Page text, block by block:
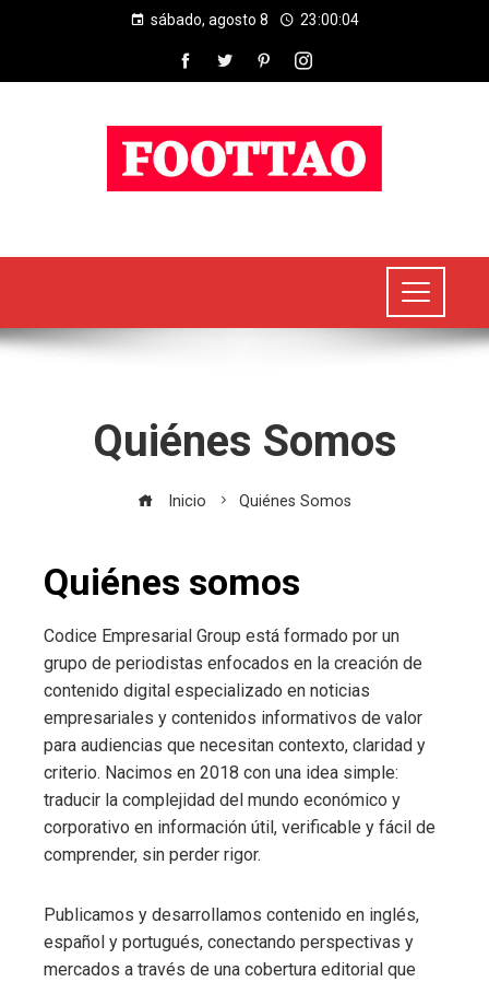
sábado, agosto 8 23:00:04
Quiénes Somos
Inicio Quiénes Somos
Quiénes somos
Codice Empresarial Group está formado por un
grupo de periodistas enfocados en la creación de
contenido digital especializado en noticias
empresariales y contenidos informativos de valor
para audiencias que necesitan contexto, claridad y
criterio. Nacimos en 2018 con una idea simple:
traducir la complejidad del mundo económico y
corporativo en información útil, verificable y fácil de
comprender, sin perder rigor.
Publicamos y desarrollamos contenido en inglés,
español y portugués, conectando perspectivas y
mercados a través de una cobertura editorial que